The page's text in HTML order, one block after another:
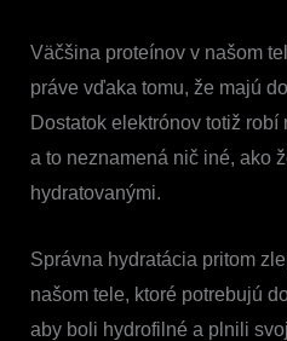
Väčšina proteínov v našom
práve vďaka tomu, že majú
Dostatok elektrónov totiž
a to neznamená nič iné, ako
hydratovanými.
Správna hydratácia pritom
našom tele, ktoré potrebujú
aby boli hydrofilné a plnili